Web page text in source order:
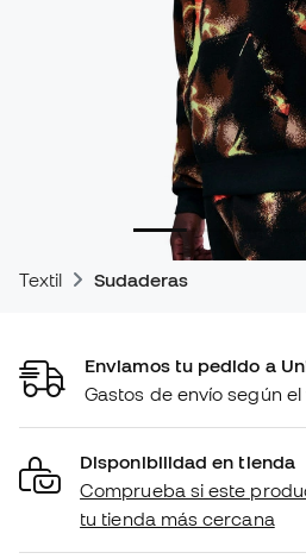
Textil Sudaderas
Enviamos tu pedido a
Gastos de envío según
Disponibilidad en tienda
Comprueba si este
tu tienda más cercana